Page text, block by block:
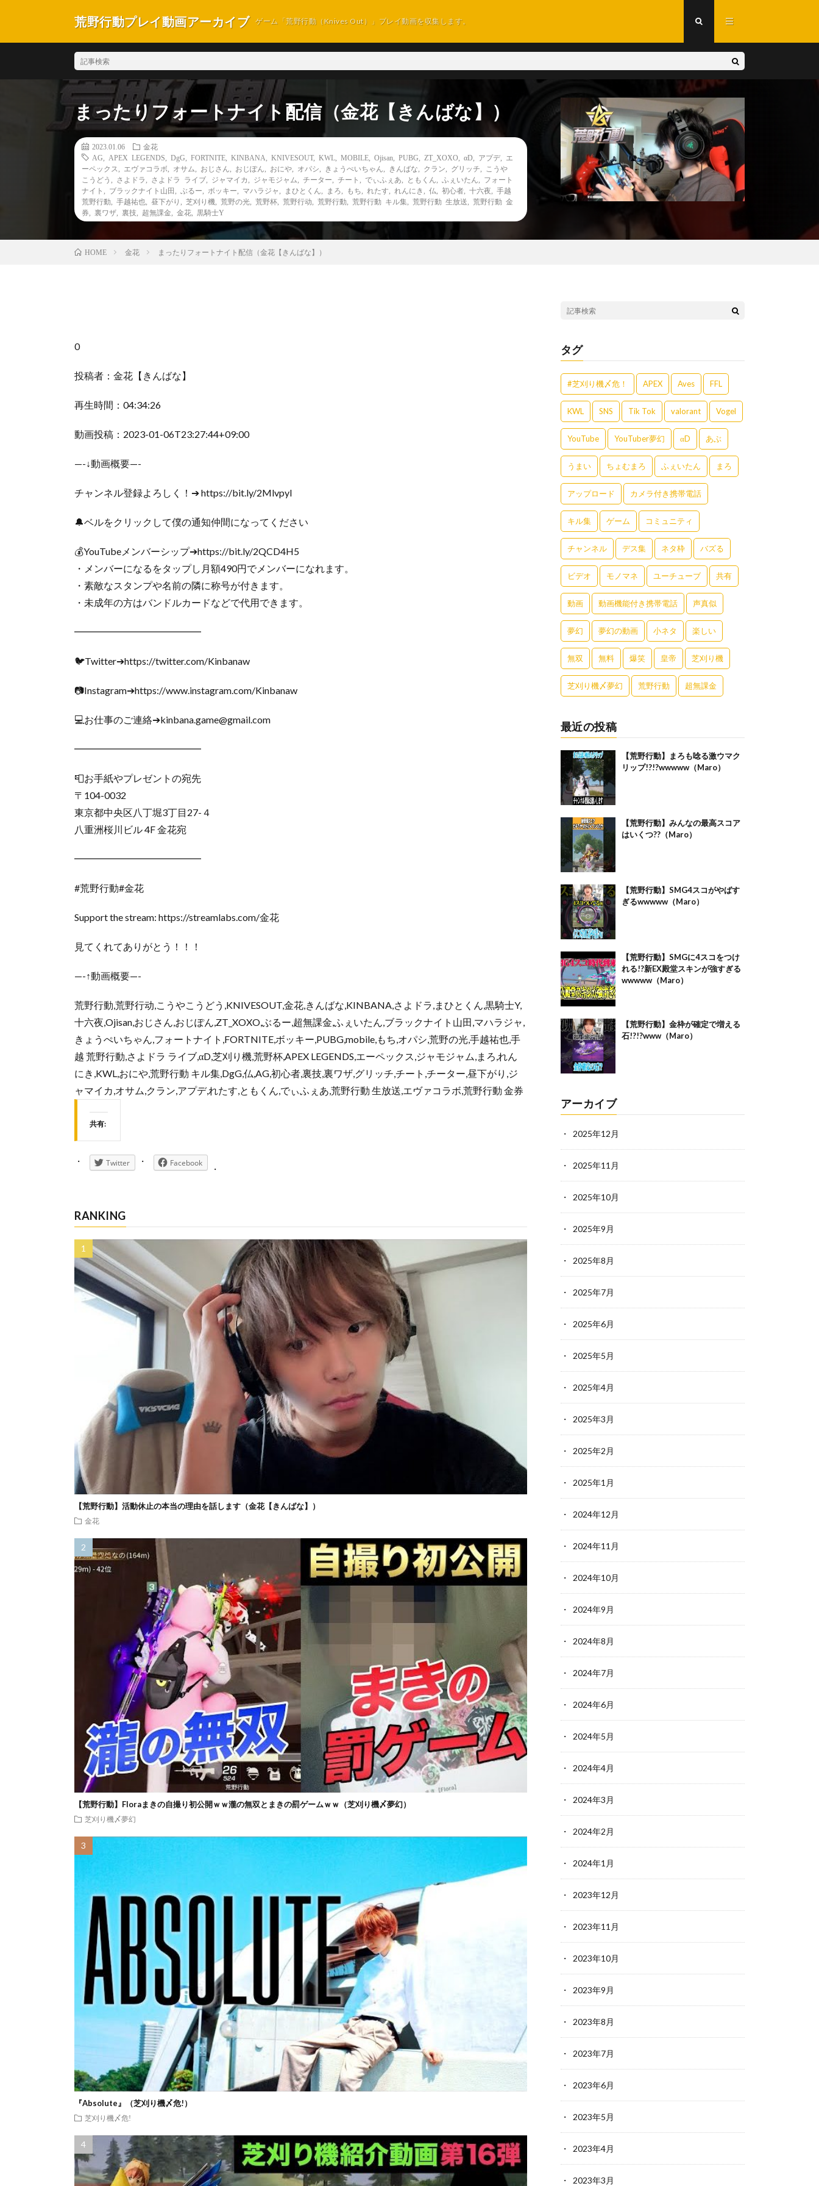
荒野行動プレイ動画アーカイブ ゲーム「荒野行動（Knives Out）」プレイ動画を収集します。
まったりフォートナイト配信（金花【きんばな】）
2023.01.06
金花
AG
APEX LEGENDS DgG FORTNITE KINBANA KNIVESOUT, KWL MOBILE Ojisan PUBG ZT_XOXO αD アプデ,
エ
ーペックス
エヴァコラボ オサム おじさん おじぽん おにや オパシ きょうぺいちゃん きんばな クラン グリッチ
こうや
こうどう
さよドラ さよドラ ライブ ジャマイカ ジャモジャム チーター チート でぃふぇあ ともくん ふぇいたん
フォート
ナイト
ブラックナイト山田 ぶるー ボッキー マハラジャ まひとくん まろ もち れたす れんにき 仏 初心者 十六夜
手越
荒野行動
手越祐也 昼下がり 芝刈り機 荒野の光 荒野杯 荒野行动 荒野行動 荒野行動 キル集 荒野行動 生放送
荒野行動 金
券
裏ワザ 裏技 超無課金 金花 黒騎士Y
HOME 金花 まったりフォートナイト配信（金花【きんばな】）
0
投稿者：金花【きんばな】
再生時間：04:34:26
動画投稿：2023-01-06T23:27:44+09:00
—-↓動画概要—-
チャンネル登録よろしく！➔ https://bit.ly/2Mlvpyl
🔔ベルをクリックして僕の通知仲間になってください
💰YouTubeメンバーシップ➔https://bit.ly/2QCD4H5
・メンバーになるをタップし月額490円でメンバーになれます。
・素敵なスタンプや名前の隣に称号が付きます。
・未成年の方はバンドルカードなどで代用できます。
━━━━━━━━━━━━━
🐦Twitter➔https://twitter.com/Kinbanaw
📷Instagram➔https://www.instagram.com/Kinbanaw
💻お仕事のご連絡➔kinbana.game@gmail.com
━━━━━━━━━━━━━
📮お手紙やプレゼントの宛先
〒104-0032
東京都中央区八丁堀3丁目27-４
八重洲桜川ビル 4F 金花宛
━━━━━━━━━━━━━
#荒野行動#金花
Support the stream: https://streamlabs.com/金花
見てくれてありがとう！！！
—-↑動画概要—-
荒野行動,荒野行动,こうやこうどう,KNIVESOUT,金花,きんばな,KINBANA,さよドラ,まひとくん,黒騎士Y,
十六夜,Ojisan,おじさん,おじぽん,ZT_XOXO,ぶるー,超無課金,ふぇいたん,ブラックナイト山田,マハラジャ,
きょうぺいちゃん,フォートナイト,FORTNITE,ボッキー,PUBG,mobile,もち,オパシ,荒野の光,手越祐也,手
越 荒野行動,さよドラ ライブ,αD,芝刈り機,荒野杯,APEX LEGENDS,エーペックス,ジャモジャム,まろ,れん
にき,KWL,おにや,荒野行動 キル集,DgG,仏,AG,初心者,裏技,裏ワザ,グリッチ,チート,チーター,昼下がり,ジ
ャマイカ,オサム,クラン,アプデ,れたす,ともくん,でぃふぇあ,荒野行動 生放送,エヴァコラボ,荒野行動 金券
共有:
Twitter Facebook
RANKING
【荒野行動】活動休止の本当の理由を話します（金花【きんばな】）
金花
【荒野行動】Floraまきの自撮り初公開ｗｗ瀧の無双とまきの罰ゲームｗｗ（芝刈り機〆夢幻）
芝刈り機〆夢幻
『Absolute』（芝刈り機〆危!）
芝刈り機〆危!
タグ
#芝刈り機〆危！ APEX Aves FFL
KWL SNS Tik Tok valorant Vogel
YouTube YouTuber夢幻 αD あぶ
うまい ちょむまろ ふぇいたん まろ
アップロード カメラ付き携帯電話
キル集 ゲーム コミュニティ
チャンネル デス集 ネタ枠 バズる
ビデオ モノマネ ユーチューブ 共有
動画 動画機能付き携帯電話 声真似
夢幻 夢幻の動画 小ネタ 楽しい
無双 無料 爆笑 皇帝 芝刈り機
芝刈り機〆夢幻 荒野行動 超無課金
最近の投稿
【荒野行動】まろも唸る激ウマク
リップ!?!?wwwww（Maro）
【荒野行動】みんなの最高スコア
はいくつ??（Maro）
【荒野行動】SMG4スコがやばす
ぎるwwwww（Maro）
【荒野行動】SMGに4スコをつけ
れる!?新EX殿堂スキンが強すぎる
wwwww（Maro）
【荒野行動】金枠が確定で増える
石!?!?www（Maro）
アーカイブ
2025年12月
2025年11月
2025年10月
2025年9月
2025年8月
2025年7月
2025年6月
2025年5月
2025年4月
2025年3月
2025年2月
2025年1月
2024年12月
2024年11月
2024年10月
2024年9月
2024年8月
2024年7月
2024年6月
2024年5月
2024年4月
2024年3月
2024年2月
2024年1月
2023年12月
2023年11月
2023年10月
2023年9月
2023年8月
2023年7月
2023年6月
2023年5月
2023年4月
2023年3月